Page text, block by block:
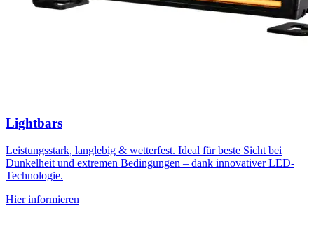
Lightbars
Leistungsstark, langlebig & wetterfest. Ideal für beste Sicht bei
Dunkelheit und extremen Bedingungen – dank innovativer LED-
Technologie.
Hier informieren